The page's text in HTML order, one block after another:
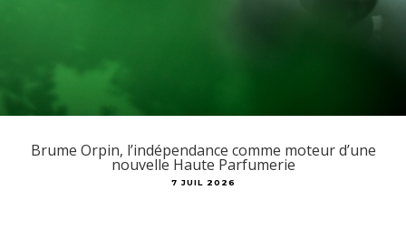
Brume Orpin, l’indépendance comme moteur d’une
nouvelle Haute Parfumerie
7 JUIL 2026